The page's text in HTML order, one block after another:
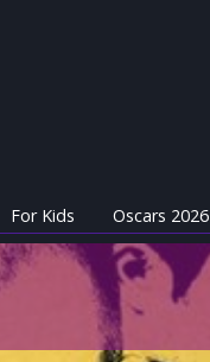
For Kids Oscars 2026